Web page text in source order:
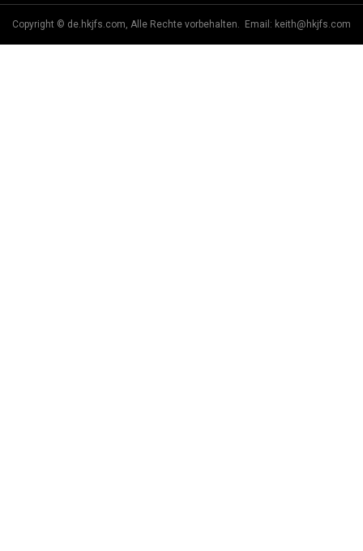
Copyright © de.hkjfs.com, Alle Rechte vorbehalten. Email: keith@hkjfs.com